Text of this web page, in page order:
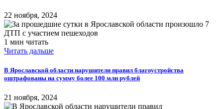
22 ноября, 2024
1 мин читать
Читать дальше
В Ярославской области нарушители правил благоустройства
оштрафованы на сумму более 100 млн рублей
21 ноября, 2024